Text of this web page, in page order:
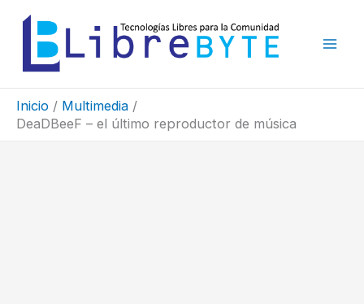
contenido
Inicio
Multimedia
DeaDBeeF – el último reproductor de música